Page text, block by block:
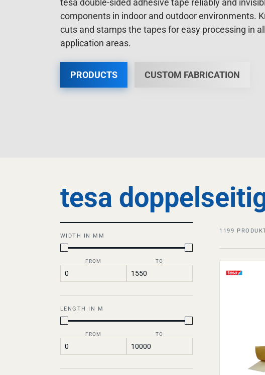
components in indoor and outdoor environments.
cuts and stamps the tapes for easy processing in
application areas.
PRODUCTS CUSTOM FABRICATION
tesa
WIDTH IN MM
FROM TO
LENGTH IN M
FROM TO
1199